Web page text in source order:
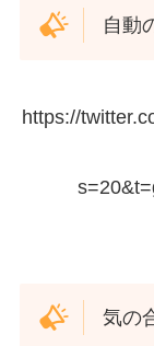
自動
https://
気の